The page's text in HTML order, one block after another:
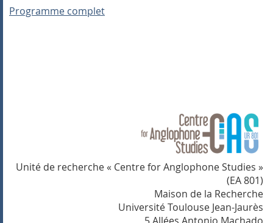
Programme complet
Unité de recherche « Centre for Anglophone Studies »
(EA 801)
Maison de la Recherche
Université Toulouse Jean-Jaurès